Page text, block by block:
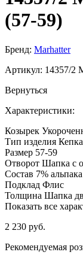
(57-59)
Бренд: Marhatter
Артикул: 14357/2
Вернуться
Характеристики:
Козырек
Тип изделия Кепка
Размер 57-59
Отворот Шапка с
Состав 7%
Подклад Флис
Толщина Шапка
Показать все
2 230 руб.
Рекомендуемая